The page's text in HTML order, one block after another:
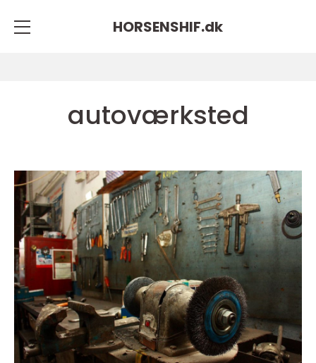
HORSENSHIF.dk
autoværksted